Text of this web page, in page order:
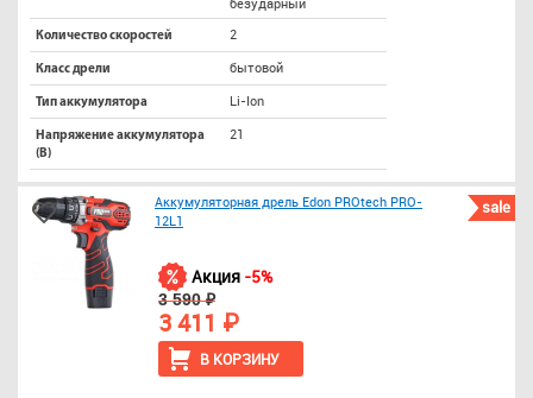
Количество скоростей 2
Класс дрели бытовой
Тип аккумулятора Li-Ion
Напряжение аккумулятора
(В)
21
sale
Аккумуляторная дрель Edon PROtech PRO-
12L1
В КОРЗИНУ
Акция -5%
3 590 ₽
3 411 ₽